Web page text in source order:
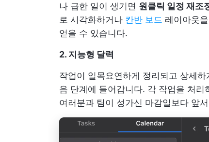
나 급한 일이 생기면 원클릭 일정 재조
로 시각화하거나 칸반 보드 레이아웃
얻을 수 있습니다.
2. 지능형 달력
작업이 일목요연하게 정리되고 상세
음 단계에 들어갑니다. 각 작업을 처
여러분과 팀이 성가신 마감일보다 앞